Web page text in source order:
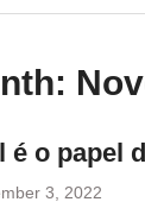
é o papel
3, 2022